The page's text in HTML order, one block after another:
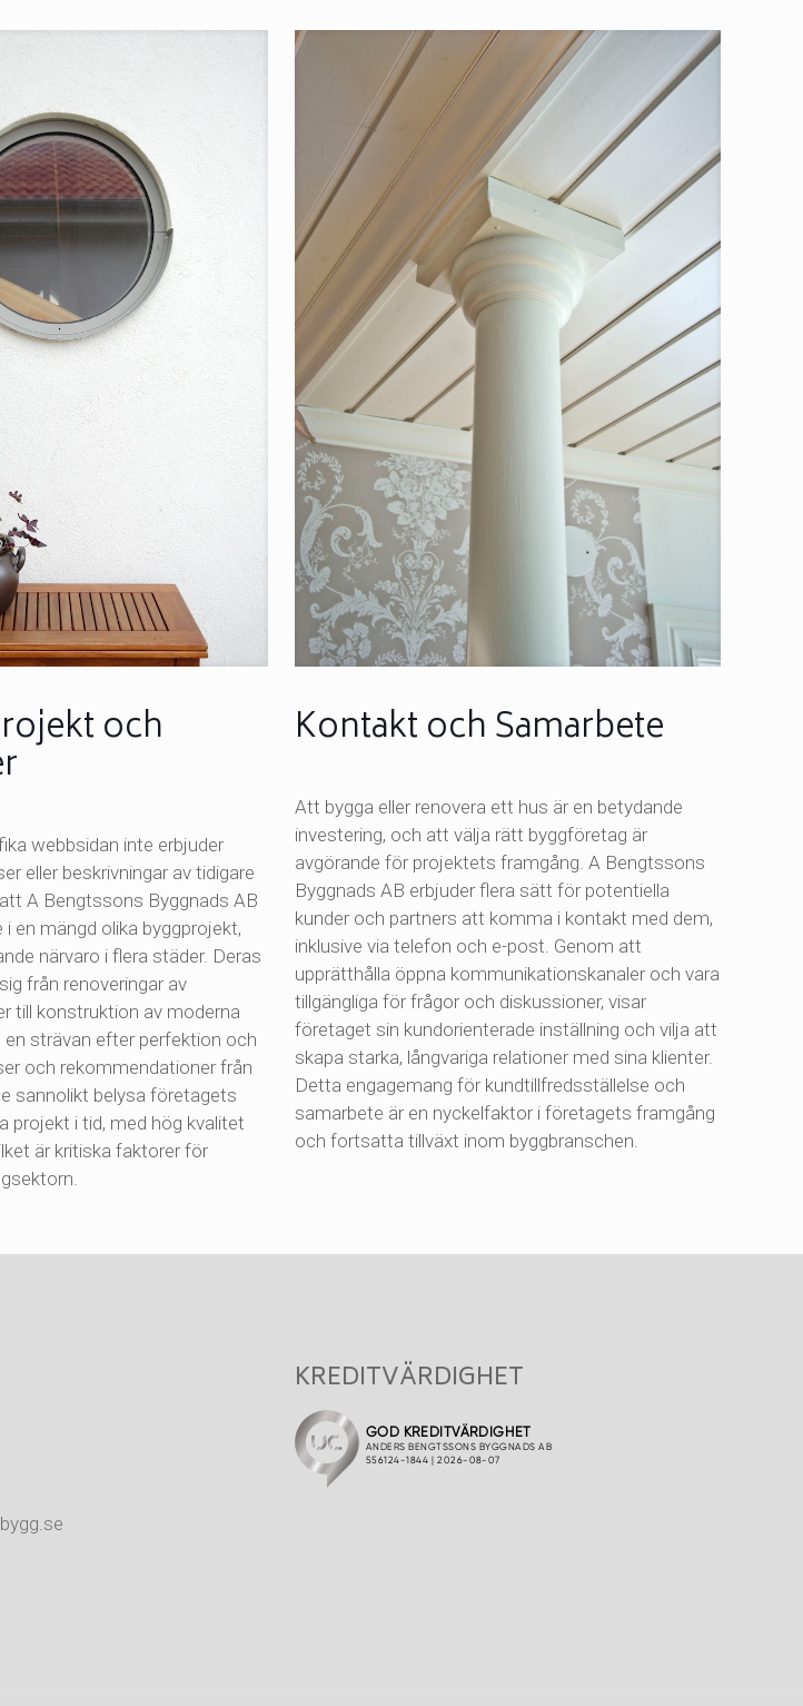
och
webbsidan inte erbjuder
eller beskrivningar av tidigare
A Bengtssons Byggnads AB
i en mängd olika byggprojekt,
närvaro i flera städer. Deras
från renoveringar av
till konstruktion av moderna
en strävan efter perfektion och
och rekommendationer från
sannolikt belysa företagets
projekt i tid, med hög kvalitet
är kritiska faktorer för
Kontakt och Samarbete
Att bygga eller renovera ett hus är en betydande
investering, och att välja rätt byggföretag är
avgörande för projektets framgång. A Bengtssons
Byggnads AB erbjuder flera sätt för potentiella
kunder och partners att komma i kontakt med dem,
inklusive via telefon och e-post. Genom att
upprätthålla öppna kommunikationskanaler och vara
tillgängliga för frågor och diskussioner, visar
företaget sin kundorienterade inställning och vilja att
skapa starka, långvariga relationer med sina klienter.
Detta engagemang för kundtillfredsställelse och
samarbete är en nyckelfaktor i företagets framgång
och fortsatta tillväxt inom byggbranschen.
KREDITVÄRDIGHET